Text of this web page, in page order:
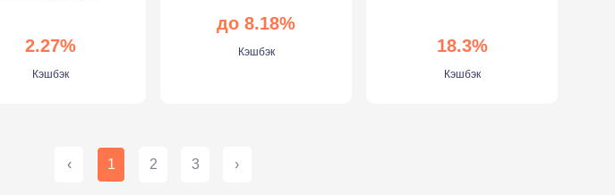
2.27%
Кэшбэк
до 8.18%
Кэшбэк 18.3%
Кэшбэк
‹ 1 2 3 ›